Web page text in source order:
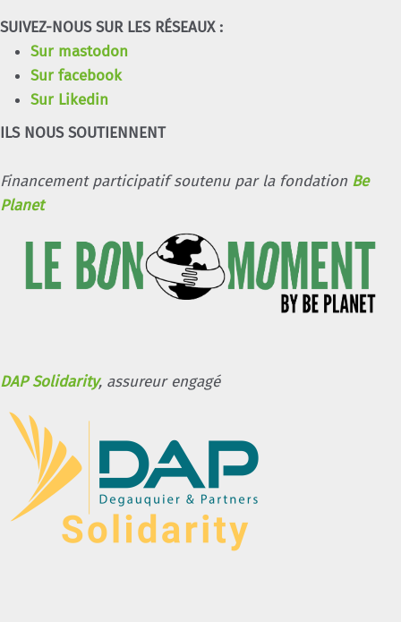
SUIVEZ-NOUS SUR LES RÉSEAUX :
Sur mastodon
Sur facebook
Sur Likedin
ILS NOUS SOUTIENNENT
Financement participatif soutenu par la fondation Be
Planet
DAP Solidarity, assureur engagé